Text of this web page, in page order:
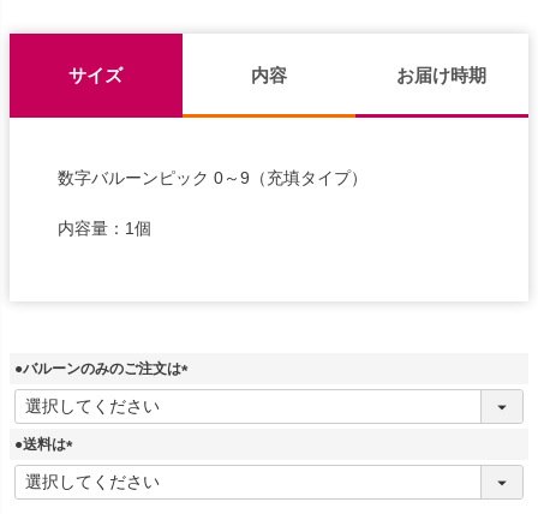
サイズ 内容 お届け時期
数字バルーンピック 0～9（充填タイプ）
内容量：1個
●バルーンのみのご注文は
(
●送料は
(
必